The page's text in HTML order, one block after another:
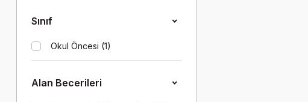
Sınıf
Okul Öncesi (1)
Alan Becerileri